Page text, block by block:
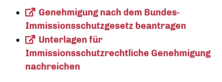
Genehmigung nach dem Bundes-
Immissionsschutzgesetz beantragen
Unterlagen für
Immissionsschutzrechtliche Genehmigung
nachreichen